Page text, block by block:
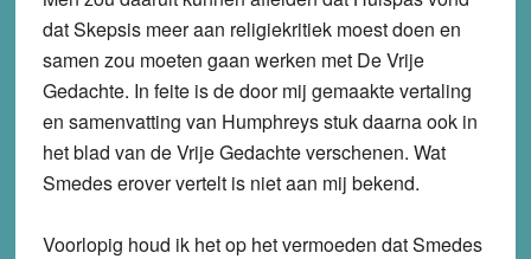
dat Skepsis meer aan religiekritiek moest doen en
samen zou moeten gaan werken met De Vrije
Gedachte. In feite is de door mij gemaakte vertaling
en samenvatting van Humphreys stuk daarna ook in
het blad van de Vrije Gedachte verschenen. Wat
Smedes erover vertelt is niet aan mij bekend.
Voorlopig houd ik het op het vermoeden dat Smedes